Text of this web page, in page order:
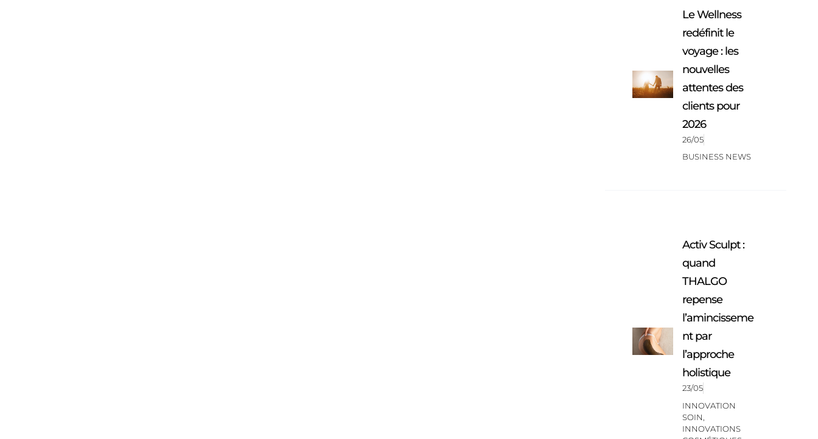
Le Wellness
redéfinit le
voyage : les
nouvelles
attentes des
clients pour
2026
26/05
BUSINESS NEWS
Activ Sculpt :
quand
THALGO
repense
l’amincisseme
nt par
l’approche
holistique
23/05
INNOVATION
SOIN
INNOVATIONS